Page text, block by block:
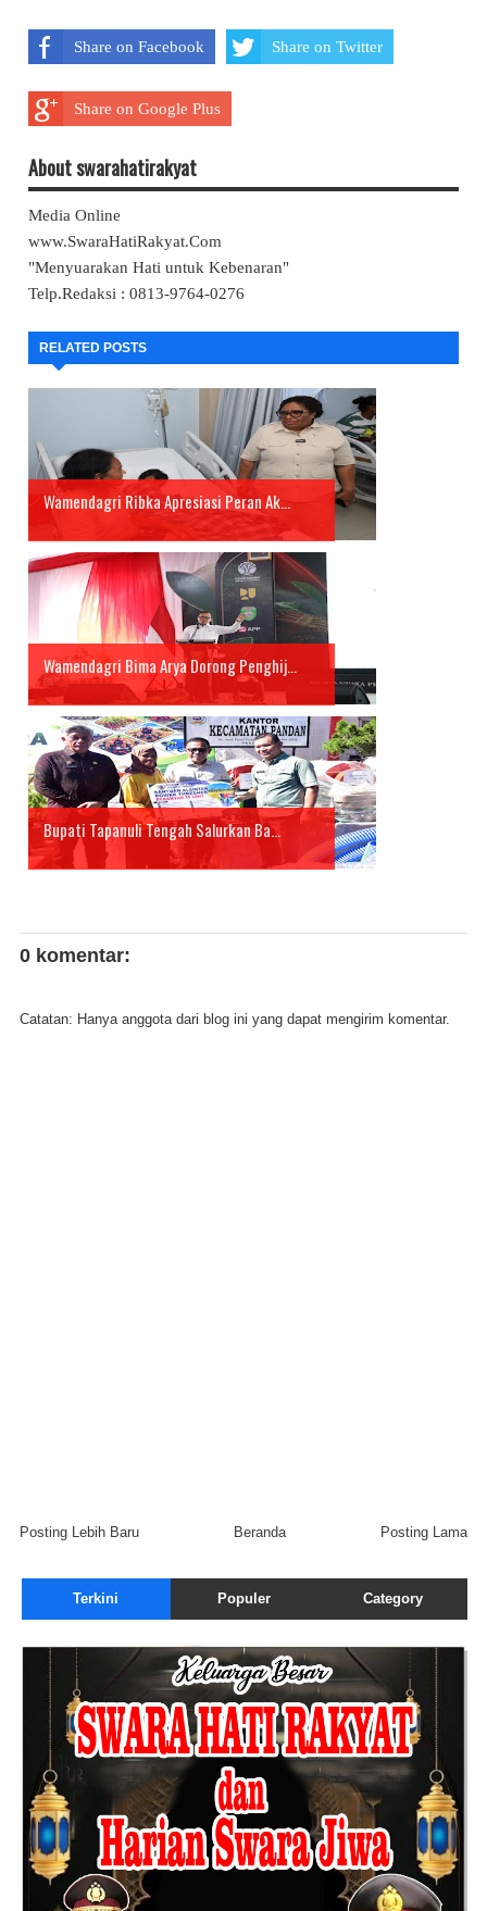
Share on Facebook Share on Twitter
Share on Google Plus
About swarahatirakyat
Media Online
www.SwaraHatiRakyat.Com
"Menyuarakan Hati untuk Kebenaran"
Telp.Redaksi : 0813-9764-0276
RELATED POSTS
Wamendagri Ribka Apresiasi Peran Ak...
Wamendagri Bima Arya Dorong Penghij...
Bupati Tapanuli Tengah Salurkan Ba...
0 komentar:
Catatan: Hanya anggota dari blog ini yang dapat mengirim komentar.
Posting Lebih Baru Posting Lama
Beranda
Terkini Populer Category